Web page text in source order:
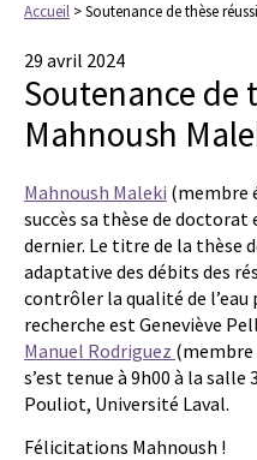
Accueil >Soutenance de thèse
29 avril 2024
Soutenance de
Mahnoush
Mahnoush Maleki (membre
succès sa thèse de doctorat
dernier. Le titre de la thèse
adaptative des débits des
contrôler la qualité de l’eau
recherche est Geneviève
Manuel Rodriguez (membre
s’est tenue à 9h00 à la
Pouliot, Université Laval.
Félicitations Mahnoush !